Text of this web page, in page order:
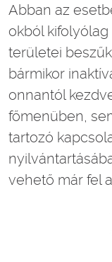
Abban az
okból
területei
bármikor
onnantól
főmenüben,
tartozó
vehető már fel